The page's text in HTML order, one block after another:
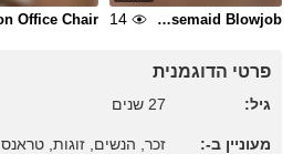
Housemaid Blowjob
14
פרטי הדוגמנית
גיל: 27 שנים
מעוניין ב-: זכר, הנשים, זוגות, טראנס